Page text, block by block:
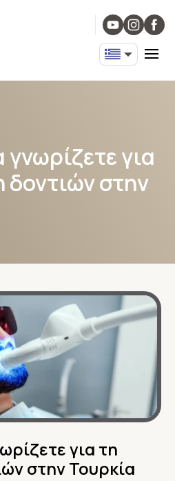
γνωρίζετε για
δοντιών στην
για τη
στην Τουρκία